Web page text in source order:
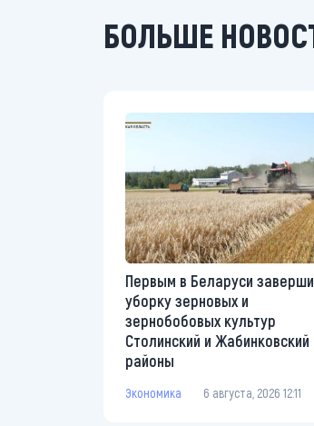
БОЛЬШЕ
Первым в Беларуси
уборку зерновых и
зернобобовых культур
Столинский и Жабинковский
районы
Экономика 6 августа, 2026 12:11